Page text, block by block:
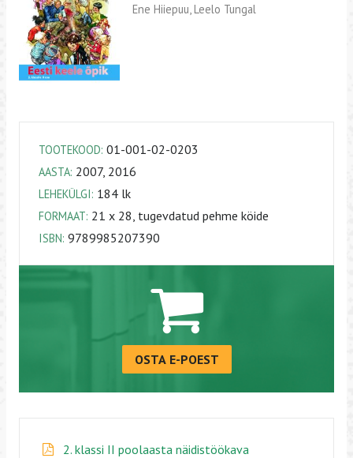
Ene Hiiepuu, Leelo Tungal
TOOTEKOOD: 01-001-02-0203
AASTA: 2007, 2016
LEHEKÜLGI: 184 lk
FORMAAT: 21 х 28, tugevdatud pehme köide
ISBN: 9789985207390
OSTA E-POEST
2. klassi II poolaasta näidistöökava